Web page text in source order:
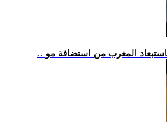
المغرب من استضافة مو